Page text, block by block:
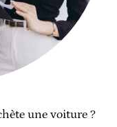
une voiture ?